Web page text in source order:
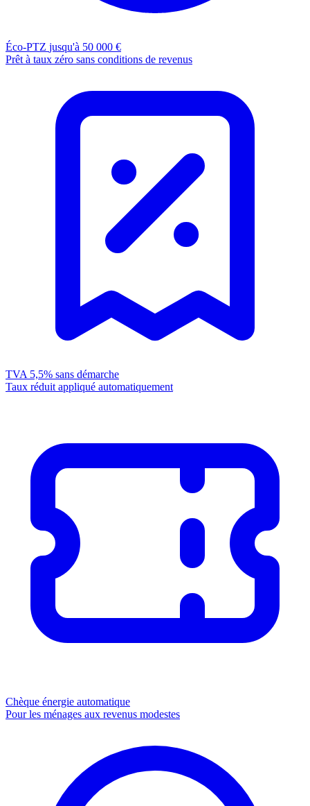
Éco-PTZ jusqu'à 50 000 €
Prêt à taux zéro sans conditions de revenus
TVA 5,5% sans démarche
Taux réduit appliqué automatiquement
Chèque énergie automatique
Pour les ménages aux revenus modestes